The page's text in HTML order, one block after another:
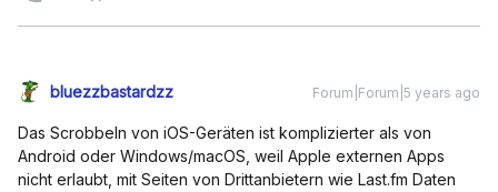
bluezzbastardzz Forum|Forum|5 years ago
Das Scrobbeln von iOS-Geräten ist komplizierter als von
Android oder Windows/macOS, weil Apple externen Apps
nicht erlaubt, mit Seiten von Drittanbietern wie Last.fm Daten